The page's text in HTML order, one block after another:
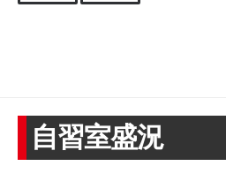
自習室盛況